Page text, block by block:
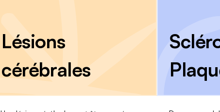
Lésions
cérébrales